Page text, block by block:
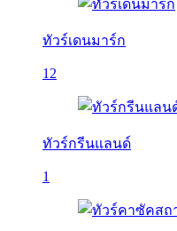
ทัวร์เดนมาร์ก
12
ทัวร์กรีนแลนด์
1